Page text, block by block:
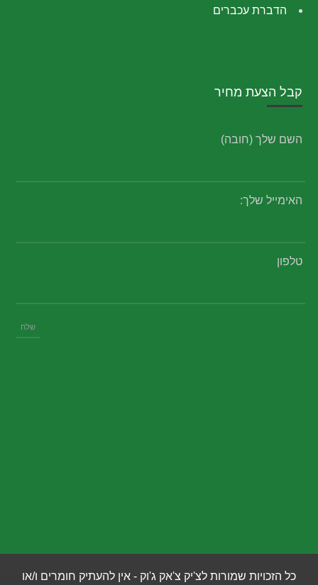
הדברת עכברים
קבל הצעת מחיר
השם שלך (חובה)
האימייל שלך:
טלפון
כל הזכויות שמורות לצ'יק צ'אק ג'וק - אין להעתיק חומרים ו/או